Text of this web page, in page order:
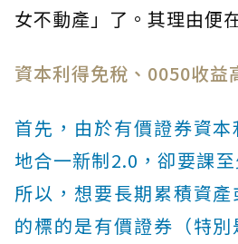
女不動產」了。其理由便
資本利得免稅、0050收益
首先，由於有價證券資
地合一新制2.0，卻要課
所以，想要長期累積資
的標的是有價證券（特